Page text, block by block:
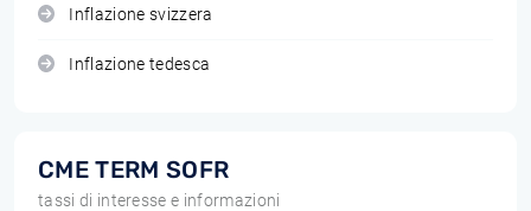
Inflazione svizzera
Inflazione tedesca
CME TERM SOFR
tassi di interesse e informazioni